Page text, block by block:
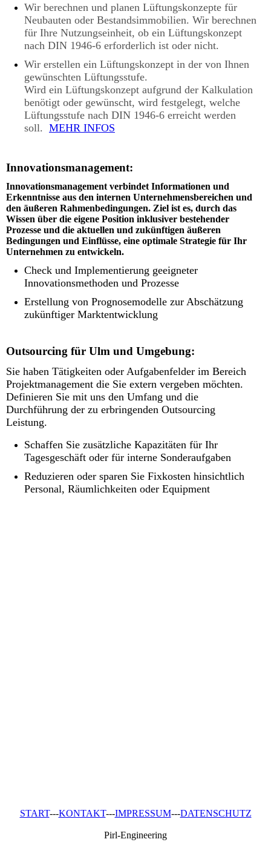
Wir berechnen und planen Lüftungskonzepte für
Neubauten oder Bestandsimmobilien. Wir berechnen
für Ihre Nutzungseinheit, ob ein Lüftungskonzept
nach DIN 1946-6 erforderlich ist oder nicht.
Wir erstellen ein Lüftungskonzept in der von Ihnen
gewünschten Lüftungsstufe.
Wird ein Lüftungskonzept aufgrund der Kalkulation
benötigt oder gewünscht, wird festgelegt, welche
Lüftungsstufe nach DIN 1946-6 erreicht werden
soll. MEHR INFOS
Innovationsmanagement:
Innovationsmanagement verbindet Informationen und
Erkenntnisse aus den internen Unternehmensbereichen und
den äußeren Rahmenbedingungen. Ziel ist es, durch das
Wissen über die eigene Position inklusiver bestehender
Prozesse und die aktuellen und zukünftigen äußeren
Bedingungen und Einflüsse, eine optimale Strategie für Ihr
Unternehmen zu entwickeln.
Check und Implementierung geeigneter
Innovationsmethoden und Prozesse
Erstellung von Prognosemodelle zur Abschätzung
zukünftiger Marktentwicklung
Outsourcing für Ulm und Umgebung:
Sie haben Tätigkeiten oder Aufgabenfelder im Bereich
Projektmanagement die Sie extern vergeben möchten.
Definieren Sie mit uns den Umfang und die
Durchführung der zu erbringenden Outsourcing
Leistung.
Schaffen Sie zusätzliche Kapazitäten für Ihr
Tagesgeschäft oder für interne Sonderaufgaben
Reduzieren oder sparen Sie Fixkosten hinsichtlich
Personal, Räumlichkeiten oder Equipment
START---KONTAKT---IMPRESSUM---DATENSCHUTZ
Pirl-Engineering